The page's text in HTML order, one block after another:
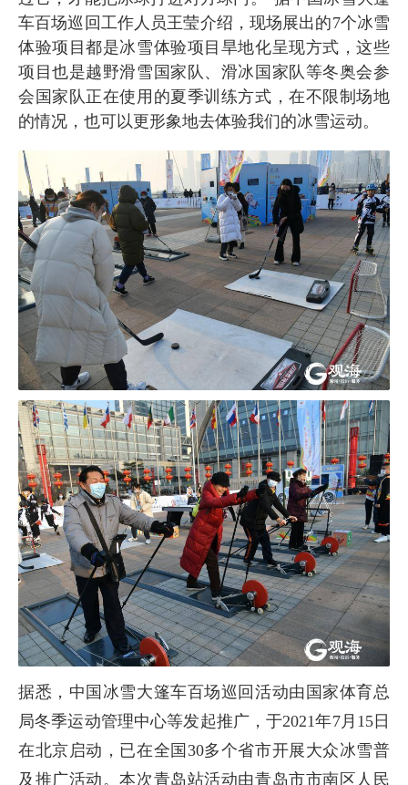
车百场巡回工作人员王莹介绍，现场展出的7个冰雪
体验项目都是冰雪体验项目旱地化呈现方式，这些
项目也是越野滑雪国家队、滑冰国家队等冬奥会参
会国家队正在使用的夏季训练方式，在不限制场地
的情况，也可以更形象地去体验我们的冰雪运动。
据悉，中国冰雪大篷车百场巡回活动由国家体育总
局冬季运动管理中心等发起推广，于2021年7月15日
在北京启动，已在全国30多个省市开展大众冰雪普
及推广活动。本次青岛站活动由青岛市市南区人民